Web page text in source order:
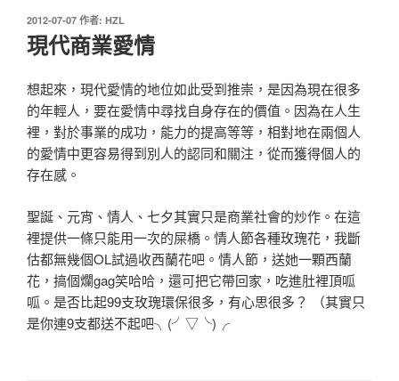
發
佈
於
2012-07-07 作者: HZL
現代商業愛情
想起來，現代愛情的地位如此受到推崇，是因為現在很多
的年輕人，要在愛情中尋找自身存在的價值。因為在人生
裡，對於事業的成功，能力的提高等等，相對地在兩個人
的愛情中更容易得到別人的認同和關注，從而獲得個人的
存在感。
聖誕、元宵、情人、七夕其實只是商業社會的炒作。在這
裡提供一條只能用一次的屎橋。情人節各種玫瑰花，我斷
估都無幾個OL試過收西蘭花吧。情人節，送她一顆西蘭
花，搞個爛gag笑哈哈，還可把它帶回家，吃進肚裡頂呱
呱。是否比起99支玫瑰環保很多，有心思很多？ （其實只
是你連9支都送不起吧╮(╯▽╰)╭